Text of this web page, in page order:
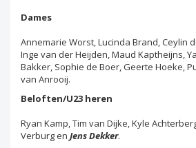
Dames
Annemarie Worst, Lucinda Brand, Ceylin
Inge van der Heijden, Maud Kaptheijns,
Bakker, Sophie de Boer, Geerte Hoeke,
van Anrooij.
Beloften/U23 heren
Ryan Kamp, Tim van Dijke, Kyle
Verburg en Jens Dekker.